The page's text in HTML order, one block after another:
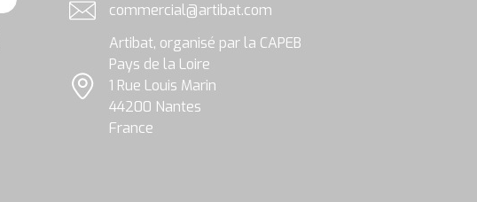
Adresse email
commercial@artibat.com
Localisation
Artibat, organisé par la CAPEB
Pays de la Loire
1 Rue Louis Marin
44200 Nantes
France